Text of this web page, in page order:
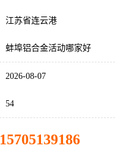
江苏省连云港
蚌埠铝合金活动哪家好
2026-08-07
54
15705139186